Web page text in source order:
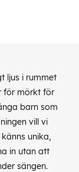
ljus i rummet
för mörkt för
barn som
vill vi
unika,
in utan att
sängen.